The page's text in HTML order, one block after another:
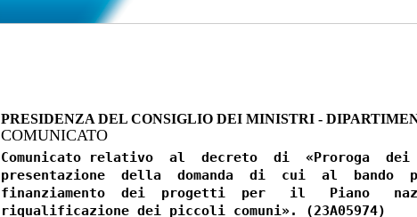
PRESIDENZA DEL CONSIGLIO DEI MINISTRI -
COMUNICATO
Comunicato relativo  al  decreto  di  «Proroga
presentazione  della  domanda  di  cui  al  bando
finanziamento  dei  progetti  per   il   Piano